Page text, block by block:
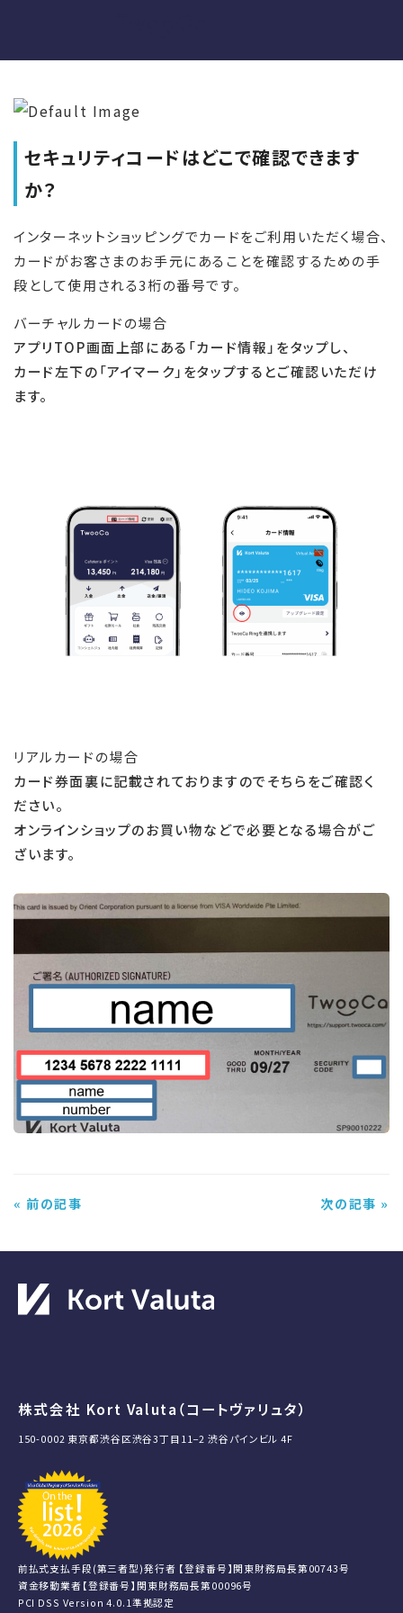
セキュリティコードはどこで確認できます
か？
インターネットショッピングでカードをご利用いただく場合、
カードがお客さまのお手元にあることを確認するための手
段として使用される3桁の番号です。
バーチャルカードの場合
アプリTOP画面上部にある「カード情報」をタップし、
カード左下の「アイマーク」をタップするとご確認いただけ
ます。
リアルカードの場合
カード券面裏に記載されておりますのでそちらをご確認く
ださい。
オンラインショップのお買い物などで必要となる場合がご
ざいます。
« 前の記事 次の記事 »
株式会社 Kort Valuta（コートヴァリュタ）
150-0002 東京都渋谷区渋谷3丁目11−2 渋谷パインビル 4F
前払式支払手段(第三者型)発行者 【登録番号】関東財務局長第00743号
資金移動業者【登録番号】関東財務局長第00096号
PCI DSS Version 4.0.1準拠認定